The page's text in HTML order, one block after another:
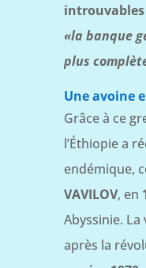
«la banque
plus
Une avoine
Grâce à ce
l’Éthiopie a
endémique,
VAVILOV, en
Abyssinie.
après la